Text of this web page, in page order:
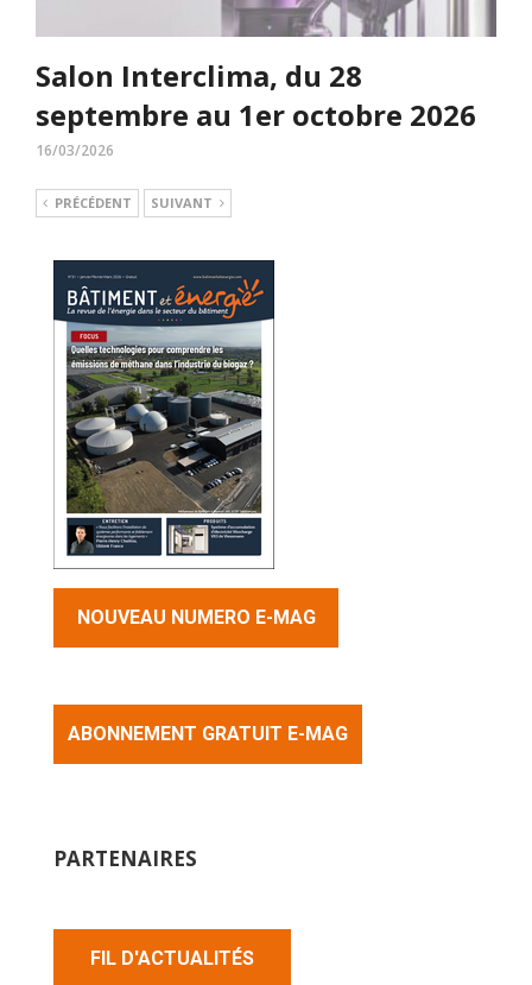
Salon Interclima, du 28
septembre au 1er octobre 2026
16/03/2026
PRÉCÉDENT SUIVANT
NOUVEAU NUMERO E-MAG
ABONNEMENT GRATUIT E-MAG
PARTENAIRES
FIL D'ACTUALITÉS